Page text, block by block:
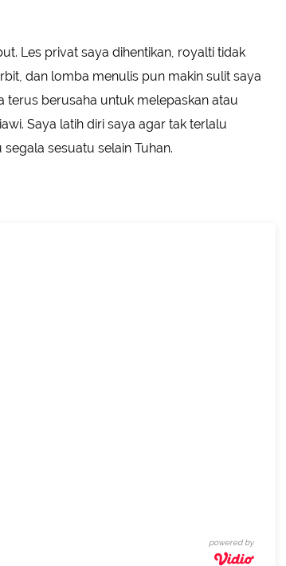
Les privat saya dihentikan, royalti tidak
dan lomba menulis pun makin sulit saya
terus berusaha untuk melepaskan atau
Saya latih diri saya agar tak terlalu
sesuatu selain Tuhan.
powered by